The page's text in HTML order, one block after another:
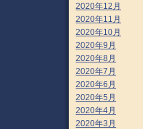
2020年12月
2020年11月
2020年10月
2020年9月
2020年8月
2020年7月
2020年6月
2020年5月
2020年4月
2020年3月